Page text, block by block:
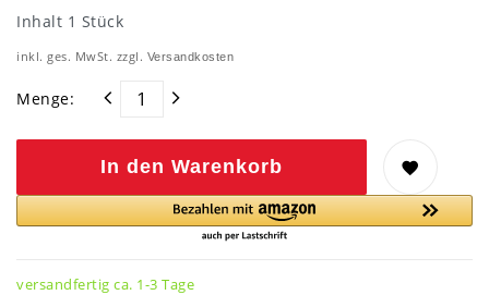
Inhalt 1 Stück
inkl. ges. MwSt. zzgl. Versandkosten
Menge:
In den Warenkorb
versandfertig ca. 1-3 Tage